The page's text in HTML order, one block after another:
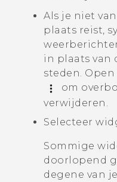
Als je niet
plaats reist,
in plaats van
steden.
om
verwijderen.
Selecteer
Sommige
doorlopend
degene van